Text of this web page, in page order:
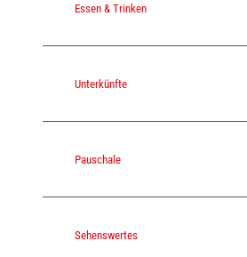
Essen & Trinken
Unterkünfte
Pauschale
Sehenswertes